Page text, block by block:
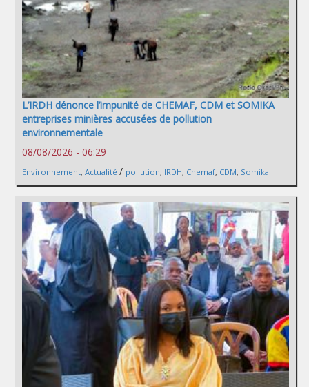
L’IRDH dénonce l’impunité de CHEMAF, CDM et SOMIKA
entreprises minières accusées de pollution
environnementale
08/08/2026 - 06:29
Environnement, Actualité / pollution, IRDH, Chemaf, CDM, Somika